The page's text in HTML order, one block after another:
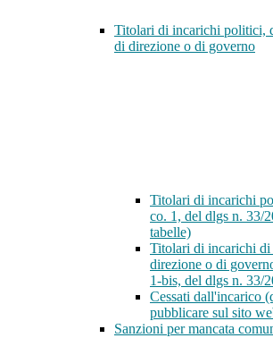
Titolari di incarichi politici,
di direzione o di governo
Titolari di incarichi
co. 1, del dlgs n. 33/
tabelle)
Titolari di incarichi di
direzione o di
1-bis, del dlgs n. 33/
Cessati dall'incarico
pubblicare sul sito
Sanzioni per mancata